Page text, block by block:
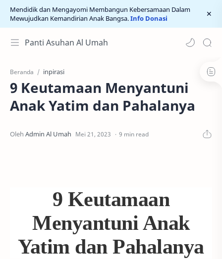
Mendidik dan Mengayomi Membangun Kebersamaan Dalam
Mewujudkan Kemandirian Anak Bangsa.Info Donasi
Panti Asuhan Al Umah
Beranda inpirasi
9 Keutamaan Menyantuni
Anak Yatim dan Pahalanya
9 min read
9 Keutamaan
Menyantuni Anak
Yatim dan Pahalanya